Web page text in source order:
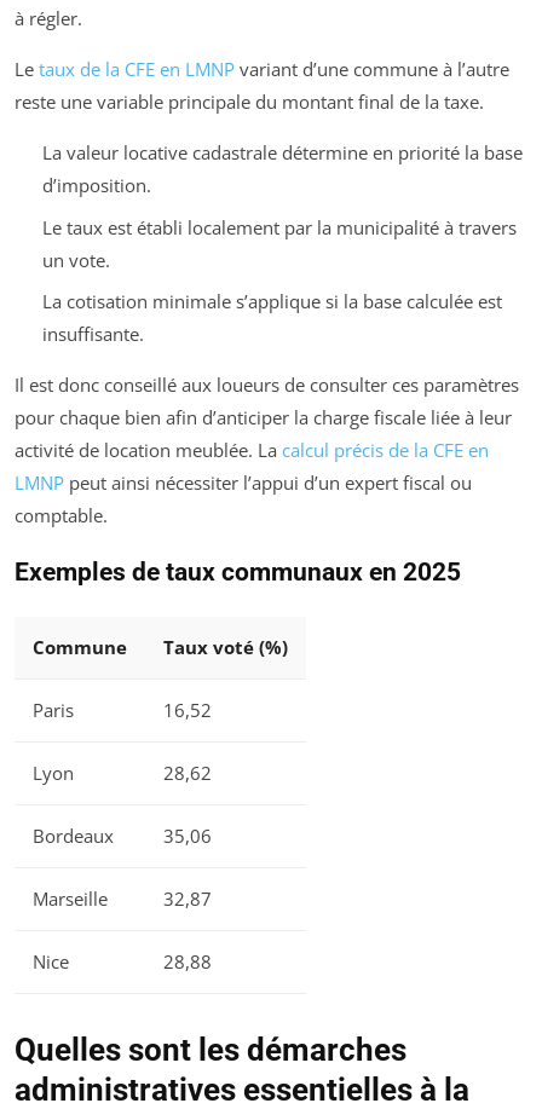
à régler.
Le taux de la CFE en LMNP variant d’une commune à l’autre
reste une variable principale du montant final de la taxe.
La valeur locative cadastrale détermine en priorité la base
d’imposition.
Le taux est établi localement par la municipalité à travers
un vote.
La cotisation minimale s’applique si la base calculée est
insuffisante.
Il est donc conseillé aux loueurs de consulter ces paramètres
pour chaque bien afin d’anticiper la charge fiscale liée à leur
activité de location meublée. La calcul précis de la CFE en
LMNP peut ainsi nécessiter l’appui d’un expert fiscal ou
comptable.
Exemples de taux communaux en 2025
Commune Taux voté (%)
Paris 16,52
Lyon 28,62
Bordeaux 35,06
Marseille 32,87
Nice 28,88
Quelles sont les démarches
administratives essentielles à la